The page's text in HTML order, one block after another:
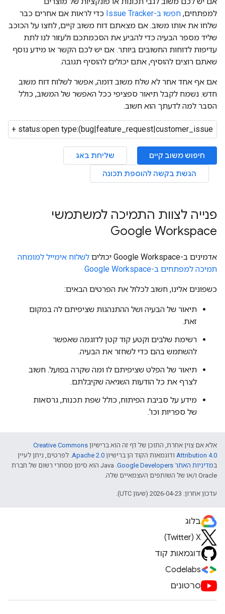
למפתחים, חפשו ב-Issue Tracker
כדי לראות אם אחרים כבר
שלחו את אותו משוב. אם מצאתם דוח משוב קיים, לחצו על הכוכב
שליד מספר הבעיה כדי להביע את הסכמתכם ולעזור לנו לתת
עדיפות לדוחות החשובים ביותר. אם יש לכם הקשר או מידע נוסף
שאתם רוצים להוסיף, אתם יכולים להוסיף תגובה.
אם אף אחד אחר לא שלח משוב דומה, אפשר לשלוח דוח משוב
חדש. נשמח לקבל תיאור ספציפי ככל האפשר של המשוב, כולל
הסבר למה לדעתך הוא חשוב.
חיפוש משוב קיים
שליחת באג
הגשת בקשה להוספת תכונה
פנייה לצוות התמיכה למשתמשי
Google Workspace
אדמינים ב-Google Workspace יכולים
לשלוח אימייל למומחה
תמיכה למפתחים ב-Google Workspace
כשפונים אלינו, חשוב לכלול את הפרטים הבאים:
תיאור של הבעיה ושל ההתנהגות שציפיתם לה במקום
זאת.
רשימת שלבים וקטע קוד קטן לדוגמה שאפשר
להשתמש בהם כדי לשחזר את הבעיה.
תיאור של הפלט שציפיתם לו ומה שקרה בפועל. חשוב
לצרף את כל הודעות השגיאה שקיבלתם.
מידע על סביבת הפיתוח, כולל שפת תכנות, גרסאות
של ספריות וכו'.
אלא אם צוין אחרת, התוכן של דף זה הוא ברישיון Creative Commons
Attribution 4.0 ודוגמאות הקוד הן ברישיון Apache 2.0. לפרטים, ניתן לעיין
במדיניות האתר Google Developers‏
.‏ Java הוא סימן מסחרי רשום של חברת
Oracle ו/או של השותפים העצמאיים שלה.
עדכון אחרון: 2026-04-23 (שעון UTC).
בלוג
X‏ (Twitter)
דוגמאות קוד
Codelabs
סרטונים